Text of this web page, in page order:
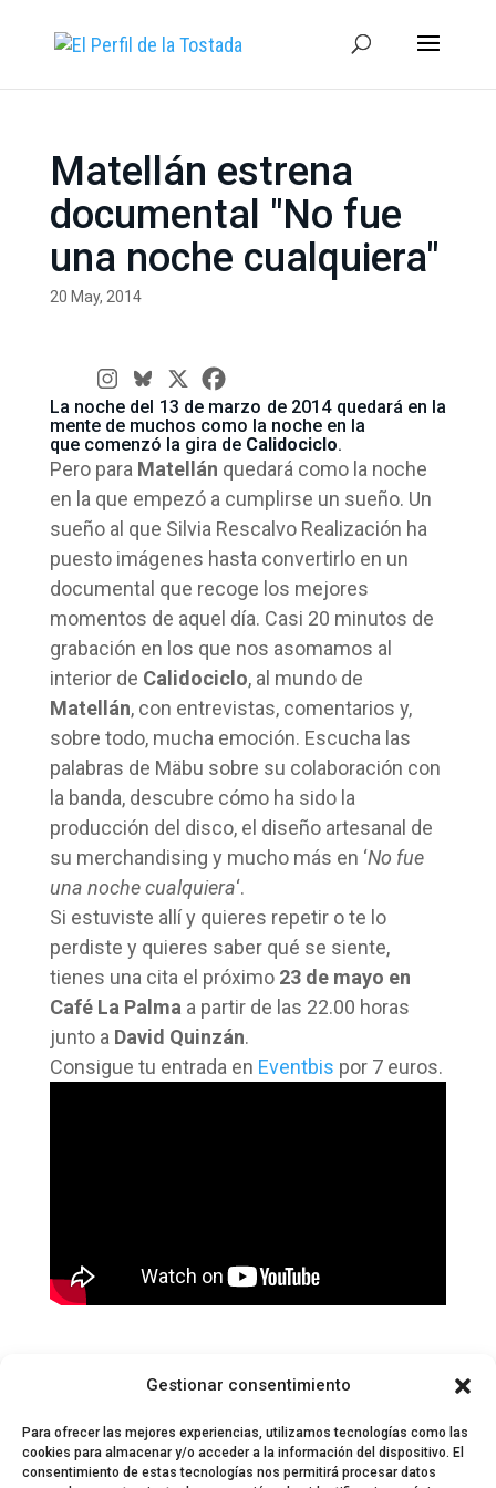
Gestionar consentimiento
Para ofrecer las mejores experiencias, utilizamos tecnologías como las
cookies para almacenar y/o acceder a la información del dispositivo. El
consentimiento de estas tecnologías nos permitirá procesar datos
Matellán estrena
documental "No fue
una noche cualquiera"
20 May, 2014
La noche del 13 de marzo de 2014 quedará en la
mente de muchos como la noche en la
que comenzó la gira de Calidociclo.
Pero para Matellán quedará como la noche
en la que empezó a cumplirse un sueño. Un
sueño al que Silvia Rescalvo Realización ha
puesto imágenes hasta convertirlo en un
documental que recoge los mejores
momentos de aquel día. Casi 20 minutos de
grabación en los que nos asomamos al
interior de Calidociclo, al mundo de
Matellán, con entrevistas, comentarios y,
sobre todo, mucha emoción. Escucha las
palabras de Mäbu sobre su colaboración con
la banda, descubre cómo ha sido la
producción del disco, el diseño artesanal de
su merchandising y mucho más en ‘No fue
una noche cualquiera‘.
Si estuviste allí y quieres repetir o te lo
perdiste y quieres saber qué se siente,
tienes una cita el próximo 23 de mayo en
Café La Palma a partir de las 22.00 horas
junto a David Quinzán.
Consigue tu entrada en Eventbis por 7 euros.